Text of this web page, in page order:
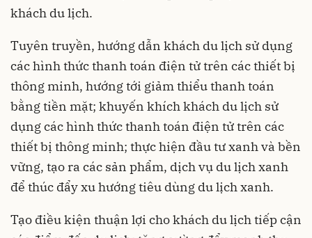
khách du lịch.
Tuyên truyền, hướng dẫn khách du lịch sử dụng
các hình thức thanh toán điện tử trên các thiết bị
thông minh, hướng tới giảm thiểu thanh toán
bằng tiền mặt; khuyến khích khách du lịch sử
dụng các hình thức thanh toán điện tử trên các
thiết bị thông minh; thực hiện đầu tư xanh và bền
vững, tạo ra các sản phẩm, dịch vụ du lịch xanh
để thúc đẩy xu hướng tiêu dùng du lịch xanh.
Tạo điều kiện thuận lợi cho khách du lịch tiếp cận